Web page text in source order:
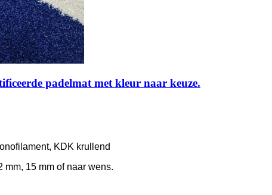
padelmat met kleur naar keuze.
KDK krullend
mm, 15 mm of naar wens.